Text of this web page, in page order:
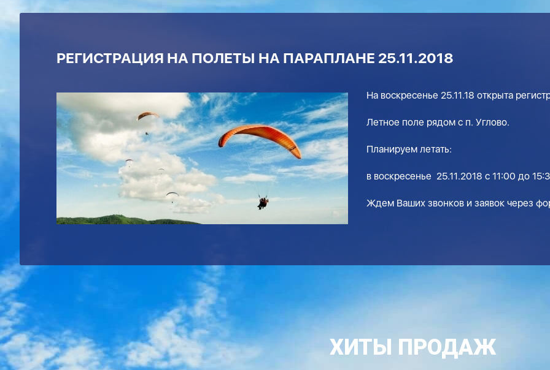
РЕГИСТРАЦИЯ НА ПОЛЕТЫ НА ПАРАПЛАНЕ 25.11.2018
На воскресенье 25.11.18 открыта
Летное поле рядом с п. Углово.
Планируем летать:
в воскресенье 25.11.2018 с 11:00 до
Ждем Ваших звонков и заявок через
ХИТЫ ПРОДАЖ